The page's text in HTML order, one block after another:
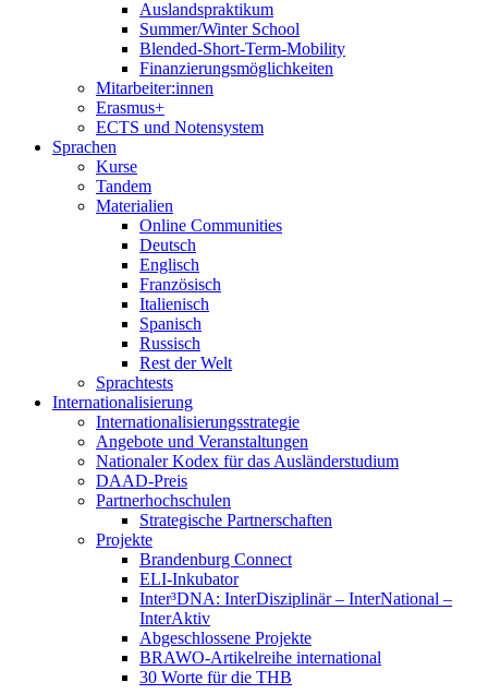
Auslandspraktikum
Summer/Winter School
Blended-Short-Term-Mobility
Finanzierungsmöglichkeiten
Mitarbeiter:innen
Erasmus+
ECTS und Notensystem
Sprachen
Kurse
Tandem
Materialien
Online Communities
Deutsch
Englisch
Französisch
Italienisch
Spanisch
Russisch
Rest der Welt
Sprachtests
Internationalisierung
Internationalisierungsstrategie
Angebote und Veranstaltungen
Nationaler Kodex für das Ausländerstudium
DAAD-Preis
Partnerhochschulen
Strategische Partnerschaften
Projekte
Brandenburg Connect
ELI-Inkubator
Inter³DNA: InterDisziplinär – InterNational –
InterAktiv
Abgeschlossene Projekte
BRAWO-Artikelreihe international
30 Worte für die THB